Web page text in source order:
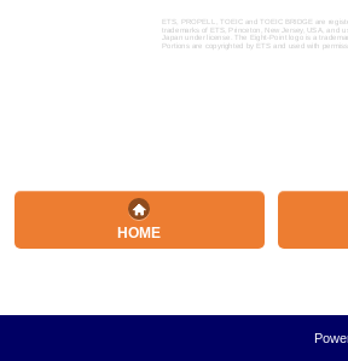
ETS, PROPELL, TOEIC and TOEIC BRIDGE are
trademarks of ETS, Princeton, New Jersey, USA, and
Japan under license. The Eight-Point logo is a
Portions are copyrighted by ETS and used with
HOME